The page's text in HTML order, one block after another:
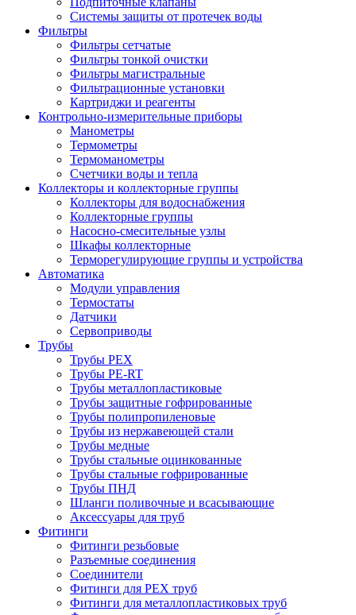
Системы защиты от протечек воды
Фильтры
Фильтры сетчатые
Фильтры тонкой очистки
Фильтры магистральные
Фильтрационные установки
Картриджи и реагенты
Контрольно-измерительные приборы
Манометры
Термометры
Термоманометры
Счетчики воды и тепла
Коллекторы и коллекторные группы
Коллекторы для водоснабжения
Коллекторные группы
Насосно-смесительные узлы
Шкафы коллекторные
Терморегулирующие группы и устройства
Автоматика
Модули управления
Термостаты
Датчики
Сервоприводы
Трубы
Трубы PEX
Трубы PE-RT
Трубы металлопластиковые
Трубы защитные гофрированные
Трубы полипропиленовые
Трубы из нержавеющей стали
Трубы медные
Трубы стальные оцинкованные
Трубы стальные гофрированные
Трубы ПНД
Шланги поливочные и всасывающие
Аксессуары для труб
Фитинги
Фитинги резьбовые
Разъемные соединения
Соединители
Фитинги для PEX труб
Фитинги для металлопластиковых труб